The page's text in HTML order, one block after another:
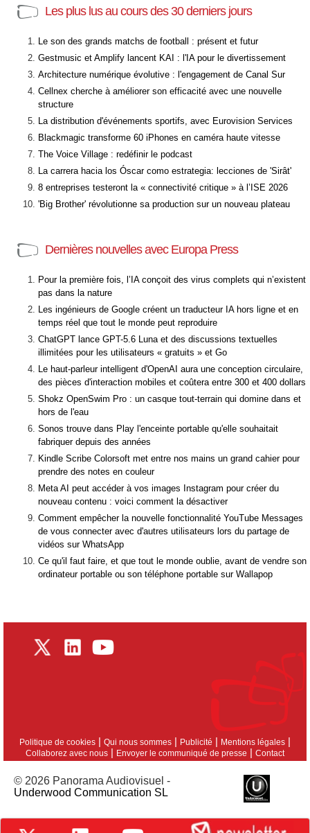
Les plus lus au cours des 30 derniers jours
Le son des grands matchs de football : présent et futur
Gestmusic et Amplify lancent KAI : l'IA pour le divertissement
Architecture numérique évolutive : l'engagement de Canal Sur
Cellnex cherche à améliorer son efficacité avec une nouvelle
structure
La distribution d'événements sportifs, avec Eurovision Services
Blackmagic transforme 60 iPhones en caméra haute vitesse
The Voice Village : redéfinir le podcast
La carrera hacia los Óscar como estrategia: lecciones de 'Sirât'
8 entreprises testeront la « connectivité critique » à l’ISE 2026
'Big Brother' révolutionne sa production sur un nouveau plateau
Dernières nouvelles avec Europa Press
Pour la première fois, l’IA conçoit des virus complets qui n’existent
pas dans la nature
Les ingénieurs de Google créent un traducteur IA hors ligne et en
temps réel que tout le monde peut reproduire
ChatGPT lance GPT-5.6 Luna et des discussions textuelles
illimitées pour les utilisateurs « gratuits » et Go
Le haut-parleur intelligent d'OpenAI aura une conception circulaire,
des pièces d'interaction mobiles et coûtera entre 300 et 400 dollars
Shokz OpenSwim Pro : un casque tout-terrain qui domine dans et
hors de l'eau
Sonos trouve dans Play l'enceinte portable qu'elle souhaitait
fabriquer depuis des années
Kindle Scribe Colorsoft met entre nos mains un grand cahier pour
prendre des notes en couleur
Meta AI peut accéder à vos images Instagram pour créer du
nouveau contenu : voici comment la désactiver
Comment empêcher la nouvelle fonctionnalité YouTube Messages
de vous connecter avec d'autres utilisateurs lors du partage de
vidéos sur WhatsApp
Ce qu'il faut faire, et que tout le monde oublie, avant de vendre son
ordinateur portable ou son téléphone portable sur Wallapop
Politique de cookies | Qui nous sommes | Publicité | Mentions légales |
Collaborez avec nous | Envoyer le communiqué de presse | Contact
© 2026 Panorama Audiovisuel -
Underwood Communication SL